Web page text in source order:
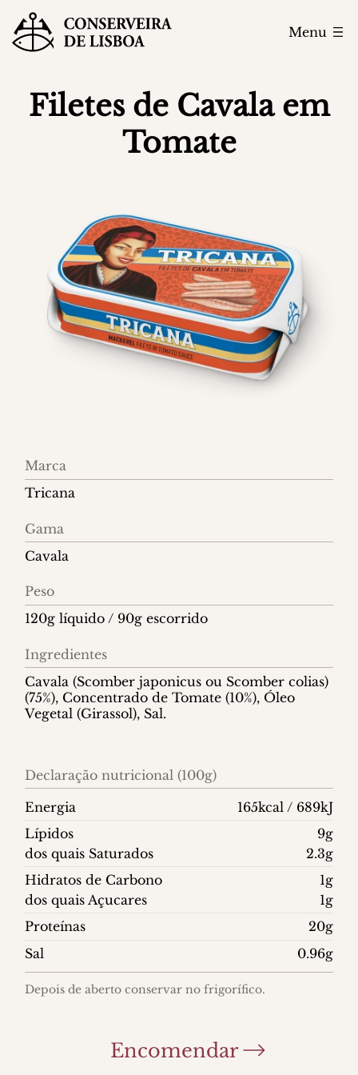
Menu
Filetes de Cavala em
Tomate
Informações
do
Marca
Tricana
Gama
Cavala
Peso
120g líquido / 90g escorrido
Ingredientes
Cavala (Scomber japonicus ou Scomber colias)
(75%), Concentrado de Tomate (10%), Óleo
Vegetal (Girassol), Sal.
Declaração nutricional (100g)
Energia
165kcal / 689kJ
Lípidos
9g
dos quais Saturados
2.3g
Hidratos de Carbono
1g
dos quais Açucares
1g
Proteínas
20g
Sal
0.96g
Depois de aberto conservar no frigorífico.
Encomendar